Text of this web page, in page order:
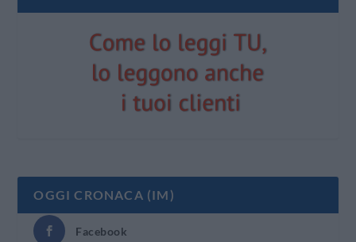
OGGI CRONACA (IM)
Facebook